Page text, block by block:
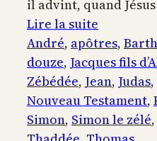
il advint, quand
Lire la suite
Mission
des
douze
André, apôtres,
douze, Jacques fils
Zébédée, Jean, Judas,
Nouveau Testament,
Simon, Simon le zélé,